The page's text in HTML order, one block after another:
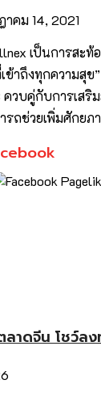
าคม 14, 2021
เป็นการสะ
ข้าถึงทุกความสุข
ควบคู่กับการเส
รถช่วยเพิ่มศักย
ลาดจีน โชว์ล